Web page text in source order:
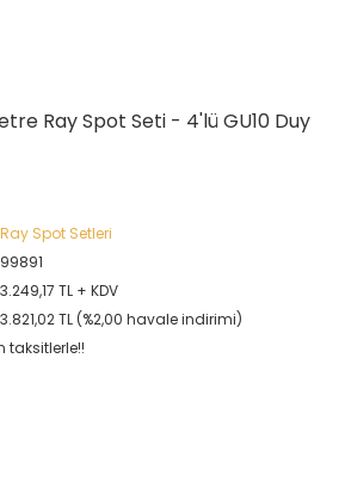
Ray Spot Seti - 4'lü GU10 Duy
Ray Spot Setleri
99891
3.249,17 TL + KDV
3.821,02 TL (%2,00 havale indirimi)
taksitlerle!!